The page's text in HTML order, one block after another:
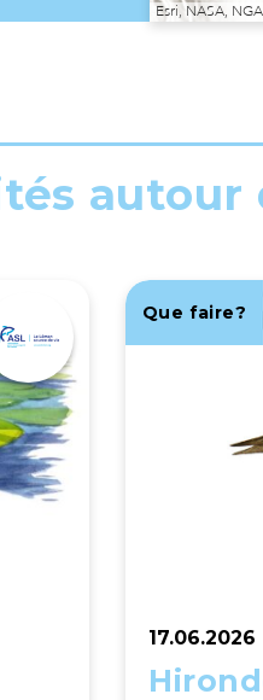
Esri, NASA,
autour
Que faire?
17.06.2026